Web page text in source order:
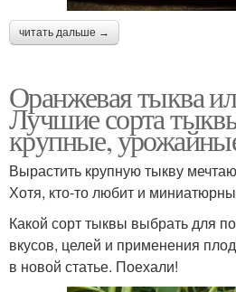
читать дальше →
Оранжевая тыква
Лучшие сорта
крупные,
Вырастить крупную тыкву
Хотя, кто-то любит и
Какой сорт тыквы выбрать для
вкусов, целей и применения
в новой статье. Поехали!